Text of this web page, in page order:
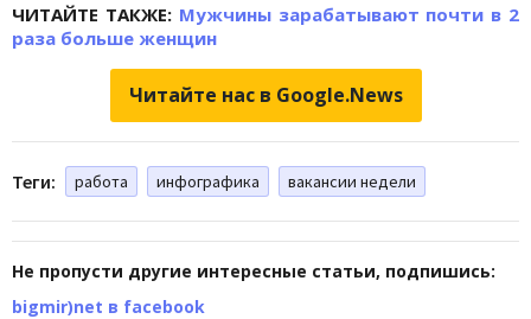
ЧИТАЙТЕ ТАКЖЕ: Мужчины зарабатывают почти в 2
раза больше женщин
Читайте нас в Google.News
Теги: работа инфографика вакансии недели
Не пропусти другие интересные статьи, подпишись:
bigmir)net в facebook